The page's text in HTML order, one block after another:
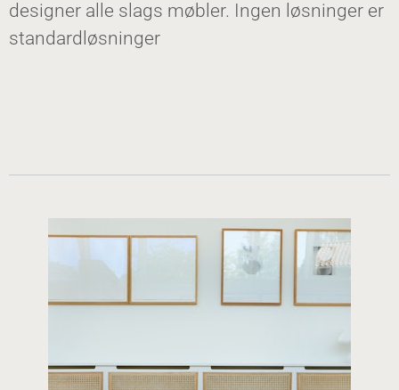
designer alle slags møbler. Ingen løsninger er
standardløsninger